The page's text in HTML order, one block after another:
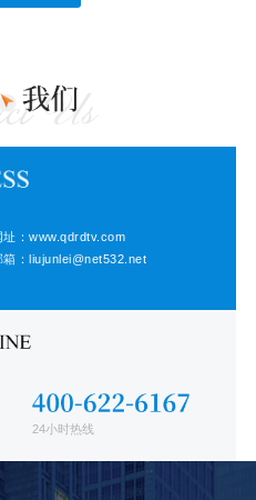
址：www.qdrdtv.com
箱：liujunlei@net532.net
24小时热线